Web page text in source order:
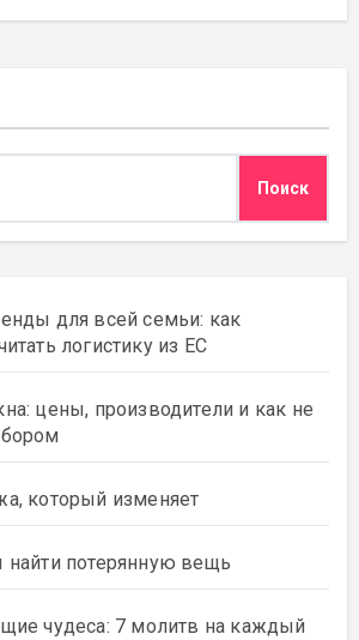
Поиск
для всей семьи: как
логистику из ЕС
цены, производители и как не
который изменяет
потерянную вещь
чудеса: 7 молитв на каждый